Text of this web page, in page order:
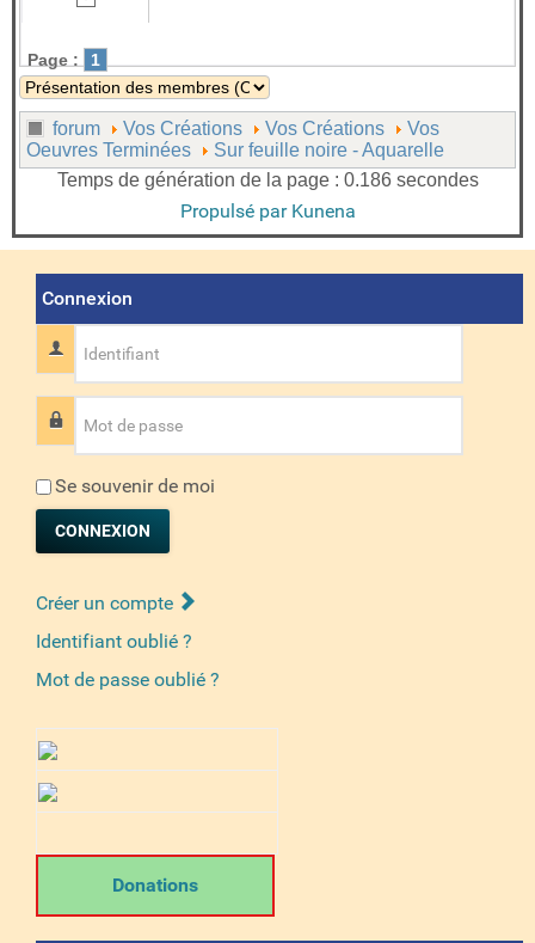
Page : 1
forum Vos Créations Vos Créations
Vos
Oeuvres Terminées
Sur feuille noire - Aquarelle
Temps de génération de la page : 0.186 secondes
Propulsé par Kunena
Connexion
Identifiant
Mot de passe
Se souvenir de moi
CONNEXION
Créer un compte
Identifiant oublié ?
Mot de passe oublié ?
Donations